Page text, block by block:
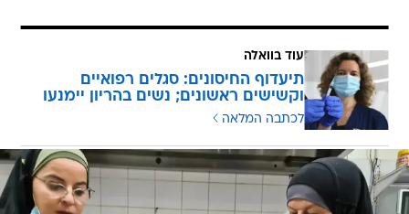
עוד בוואלה
תיעדוף החיסונים: סגלים רפואיים
וקשישים ראשונים; נשים בהריון יימנעו
לכתבה המלאה